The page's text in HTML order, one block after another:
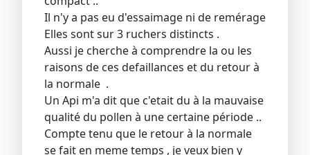
Il n'y a pas eu d'essaimage ni de remérage
Elles sont sur 3 ruchers distincts .
Aussi je cherche à comprendre la ou les
raisons de ces defaillances et du retour à
la normale .
Un Api m'a dit que c'etait du à la mauvaise
qualité du pollen à une certaine période ..
Compte tenu que le retour à la normale
se fait en meme temps , je veux bien y